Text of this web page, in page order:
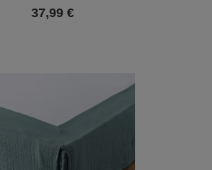
37,99 €